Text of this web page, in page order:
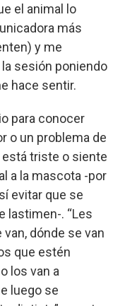
el animal lo
más
y me
sesión poniendo
hace sentir.
para conocer
o un problema de
triste o siente
a la mascota -por
evitar que se
lastimen-. “Les
dónde se van
que estén
los van a
luego se